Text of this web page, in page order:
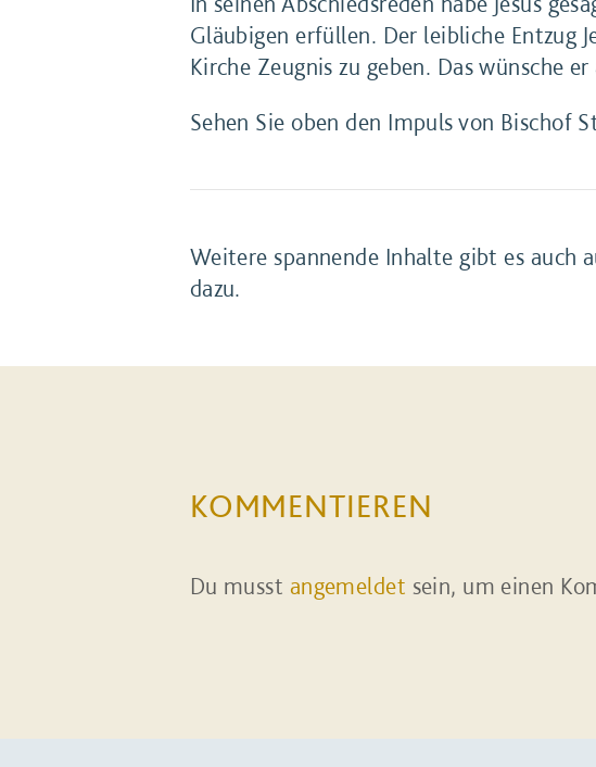
Gläubigen erfüllen. Der leibliche Entzug
Kirche Zeugnis zu geben. Das wünsche
Sehen Sie oben den Impuls von Bischof
Weitere spannende Inhalte gibt es auch
dazu.
KOMMENTIEREN
Du musst angemeldet sein, um einen